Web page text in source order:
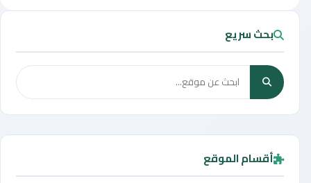
بحث سريع
أقسام الموقع